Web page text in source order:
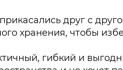
друг с
хранения, чтобы
гибкий и